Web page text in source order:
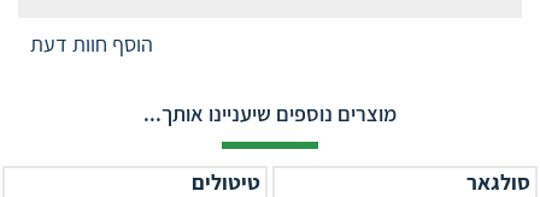
הוסף חוות דעת
מוצרים נוספים שיעניינו אותך...
סולגאר טיטולים